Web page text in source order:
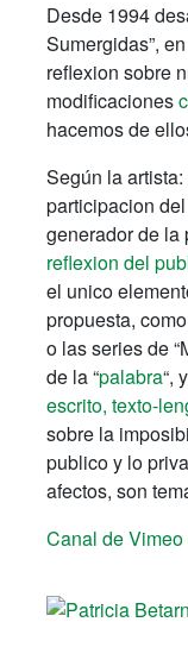
Desde 1994
Sumergidas”,
reflexion sobre
modificaciones
hacemos de
Según la
participacion del
generador de la
reflexion del
el unico
propuesta,
o las series de
de la “palabra“,
escrito, texto-
sobre la
publico y lo
afectos, son
Canal de